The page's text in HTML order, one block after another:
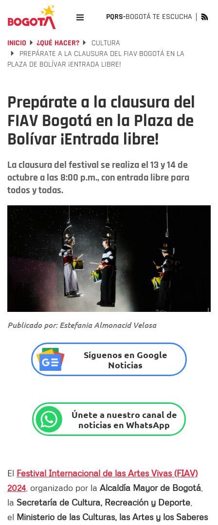
PQRS-BOGOTÁ TE ESCUCHA
INICIO ¿QUÉ HACER?
CULTURA
PREPÁRATE A LA CLAUSURA DEL FIAV BOGOTÁ EN LA
PLAZA DE BOLÍVAR ¡ENTRADA LIBRE!
Prepárate a la clausura del
FIAV Bogotá en la Plaza de
Bolívar ¡Entrada libre!
La clausura del festival se realiza el 13 y 14 de
octubre a las 8:00 p.m., con entrada libre para
todos y todas.
Publicado por: Estefania Almonacid Velosa
Síguenos en Google
Noticias
Únete a nuestro canal de
noticias en WhatsApp
El Festival Internacional de las Artes Vivas (FIAV)
2024, organizado por la Alcaldía Mayor de Bogotá
la Secretaría de Cultura, Recreación y Deporte
el Ministerio de las Culturas, las Artes y los Saberes